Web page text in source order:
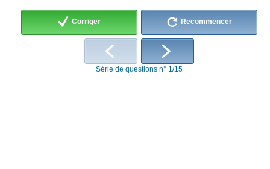
Corriger Recommencer
Série de questions n° 1/15